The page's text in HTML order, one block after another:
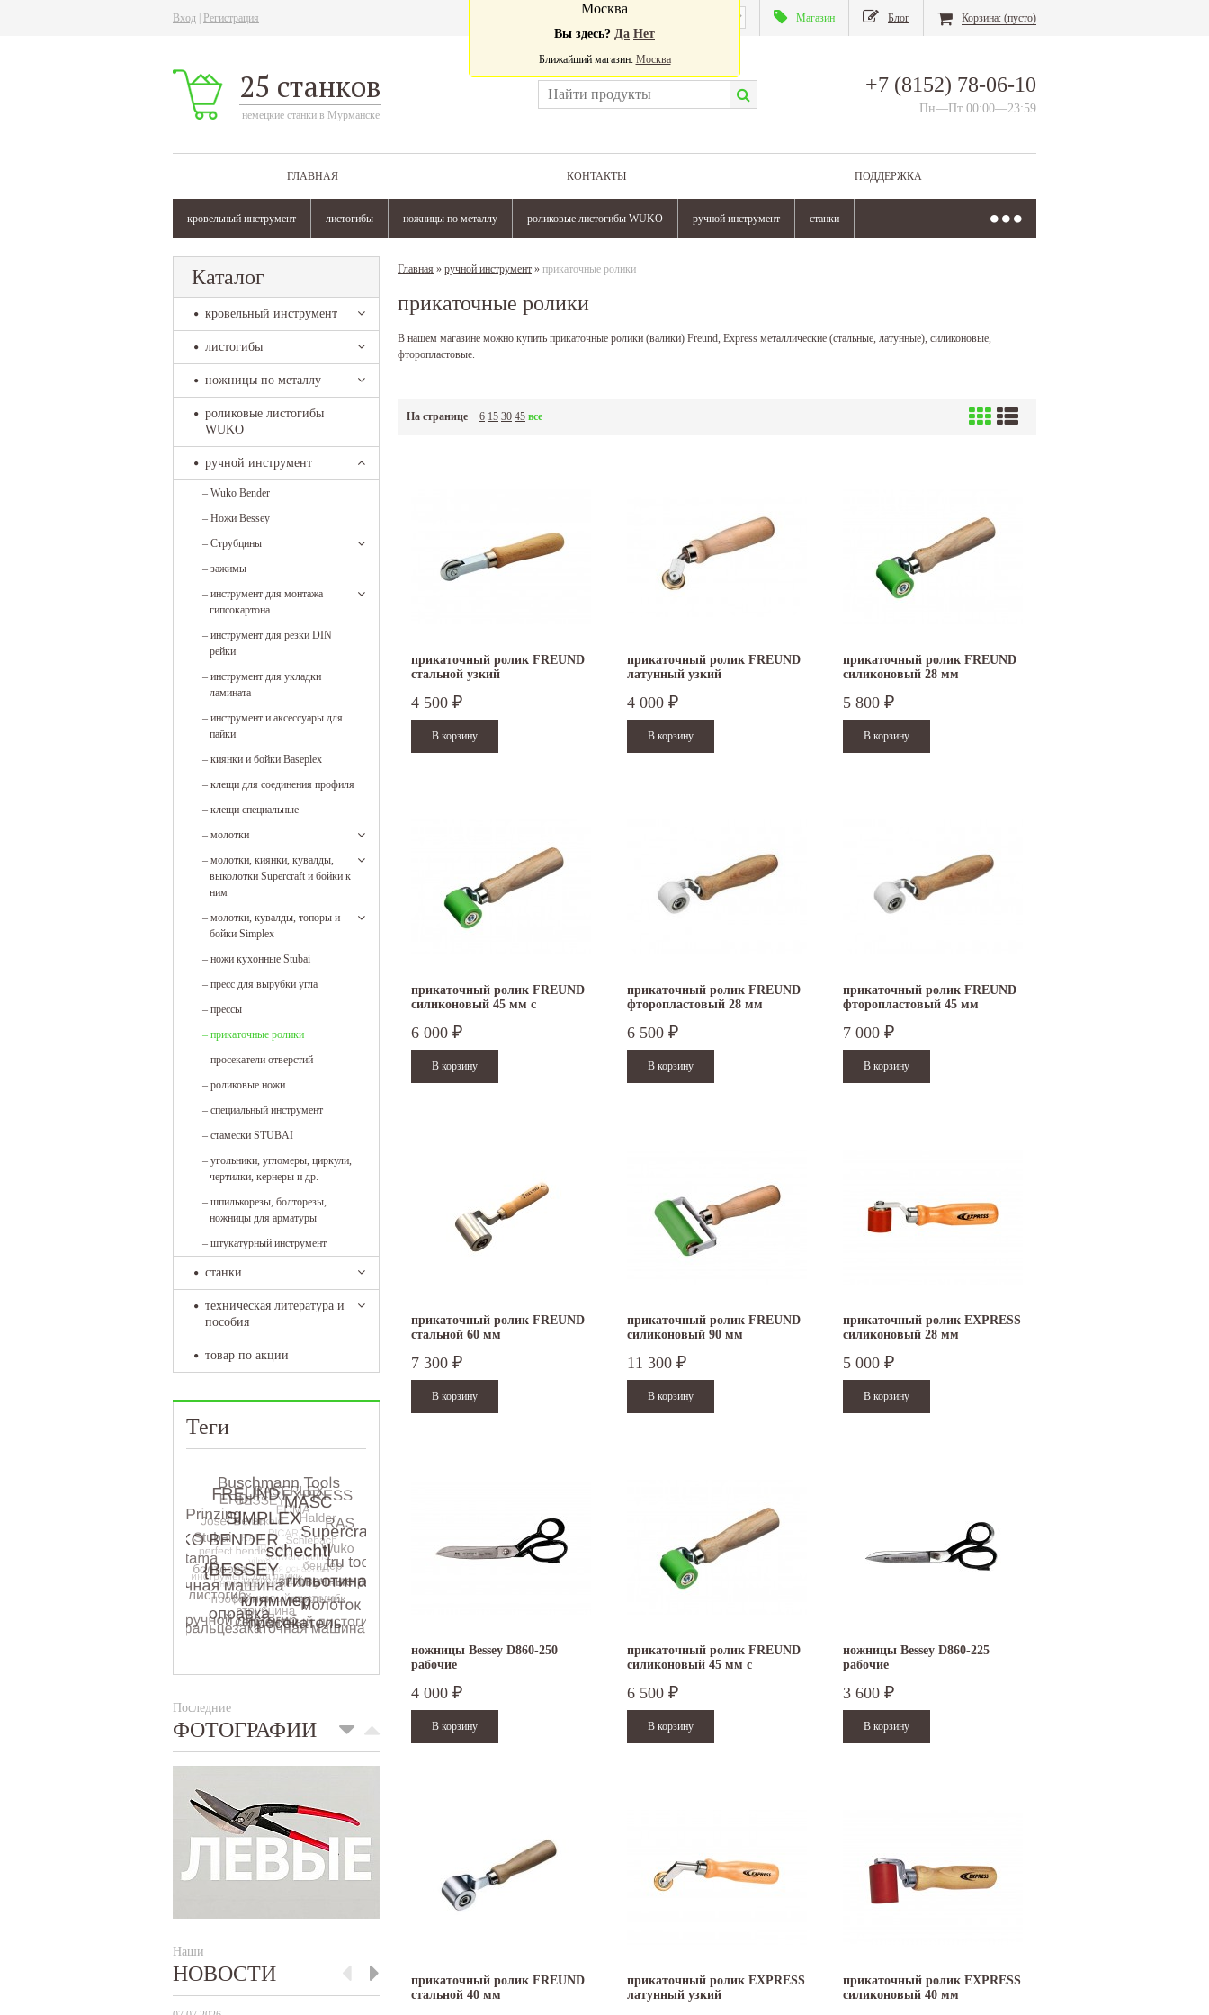
Вход Регистрация Магазин Блог Корзина: (пусто)
25 станков
немецкие станки в Мурманске
+7 (8152) 78-06-10
Пн—Пт 00:00—23:59
ГЛАВНАЯ КОНТАКТЫ ПОДДЕРЖКА
кровельный инструмент листогибы ножницы по металлу роликовые листогибы WUKO ручной инструмент станки
Москва
Вы здесь? Да Нет
Ближайший магазин: Москва
Каталог
кровельный инструмент
листогибы
ножницы по металлу
роликовые листогибы
WUKO
ручной инструмент
– Wuko Bender
– Ножи Bessey
– Струбцины
– зажимы
– инструмент для монтажа
гипсокартона
– инструмент для резки DIN
рейки
– инструмент для укладки
ламината
– инструмент и аксессуары для
пайки
– киянки и бойки Baseplex
– клещи для соединения профиля
– клещи специальные
– молотки
– молотки, киянки, кувалды,
выколотки Supercraft и бойки к
ним
– молотки, кувалды, топоры и
бойки Simplex
– ножи кухонные Stubai
– пресс для вырубки угла
– прессы
– прикаточные ролики
– просекатели отверстий
– роликовые ножи
– специальный инструмент
– стамески STUBAI
– угольники, угломеры, циркули,
чертилки, кернеры и др.
– шпилькорезы, болторезы,
ножницы для арматуры
– штукатурный инструмент
станки
техническая литература и
пособия
товар по акции
Теги
Последние
ФОТОГРАФИИ
Наши
НОВОСТИ
Главная » ручной инструмент » прикаточные ролики
прикаточные ролики
В нашем магазине можно купить прикаточные ролики (валики) Freund, Express металлические (стальные, латунные), силиконовые,
фторопластовые.
На странице 6 15 30 45 все
прикаточный ролик FREUND
стальной узкий
4 500 ₽
прикаточный ролик FREUND
латунный узкий
4 000 ₽
прикаточный ролик FREUND
силиконовый 28 мм
5 800 ₽
прикаточный ролик FREUND
силиконовый 45 мм с
6 000 ₽
прикаточный ролик FREUND
фторопластовый 28 мм
6 500 ₽
прикаточный ролик FREUND
фторопластовый 45 мм
7 000 ₽
прикаточный ролик FREUND
стальной 60 мм
7 300 ₽
прикаточный ролик FREUND
силиконовый 90 мм
11 300 ₽
прикаточный ролик EXPRESS
силиконовый 28 мм
5 000 ₽
ножницы Bessey D860-250
рабочие
4 000 ₽
прикаточный ролик FREUND
силиконовый 45 мм с
6 500 ₽
ножницы Bessey D860-225
рабочие
3 600 ₽
прикаточный ролик FREUND
стальной 40 мм
прикаточный ролик EXPRESS
латунный узкий
прикаточный ролик EXPRESS
силиконовый 40 мм